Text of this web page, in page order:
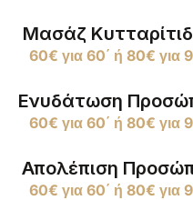
Μασάζ
60€ για 60΄ ή 80€ για
Ενυδάτωση
60€ για 60΄ ή 80€ για
Απολέπιση
60€ για 60΄ ή 80€ για